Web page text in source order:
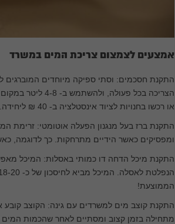
אמצעים לצמצום צריכת המים במשרד
התקנת חסכמים: וסתי ספיקה מיוחדים
או רכשו בחנויות לציוד אינסטלציה ב- 40 ₪ ליחידה.
התקנת ברז בעל מנגנון הפעלה אוטומטי: זרימת
ומפסיקים כאשר הידיים מתרחקות. כך לדוגמה,
התקנת מיכל הדחה דו כמותי באסלות: המיכל
הממוצעת!
התקנת קוצב מים למשרדים עם גינה: הקוצב קובע
מתחילה בזמן קצוב ומסתיים לאחר שהכמות